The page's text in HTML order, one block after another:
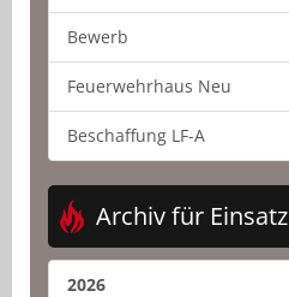
Bewerb
Feuerwehrhaus Neu
Beschaffung LF-A
Archiv für Einsatz
2026